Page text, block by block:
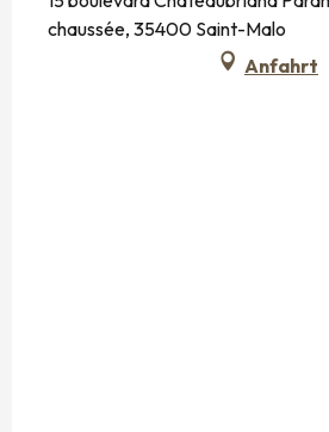
chaussée, 35400 Saint-Malo
Anfahrt